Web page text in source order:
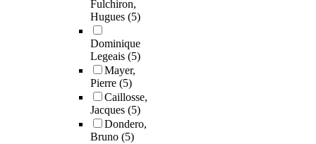
Fulchiron,
Hugues (5)
Dominique
Legeais (5)
Mayer,
Pierre (5)
Caillosse,
Jacques (5)
Dondero,
Bruno (5)